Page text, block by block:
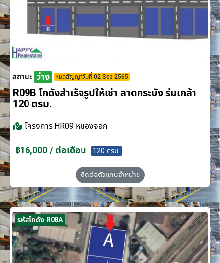
สถานะ ว่าง หมดสัญญาวันที่ 02 Sep 2565
R09B โกดังสำเร็จรูปให้เช่า ลาดกระบัง​ ร่มเกล้า
120 ตรม.
โครงการ HR09 หนองจอก
฿16,000 / ต่อเดือน 120 ตรม.
ติดต่อตัวแทนจำหน่าย
รหัสโกดัง R08A